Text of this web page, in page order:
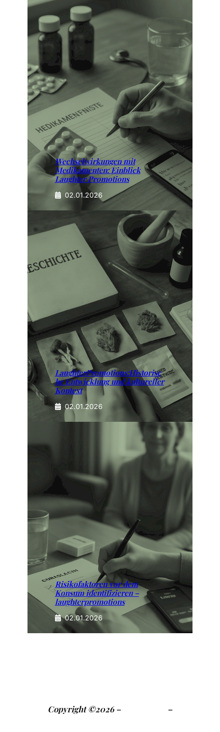
Wechselwirkungen mit
Medikamenten: Einblick
Laughter Promotions
02.01.2026
LaughterPromotions:Historisc
he Entwicklung und kultureller
Kontext
02.01.2026
Risikofaktoren vor dem
Konsum identifizieren –
laughterpromotions
02.01.2026
Copyright ©2026 –
–